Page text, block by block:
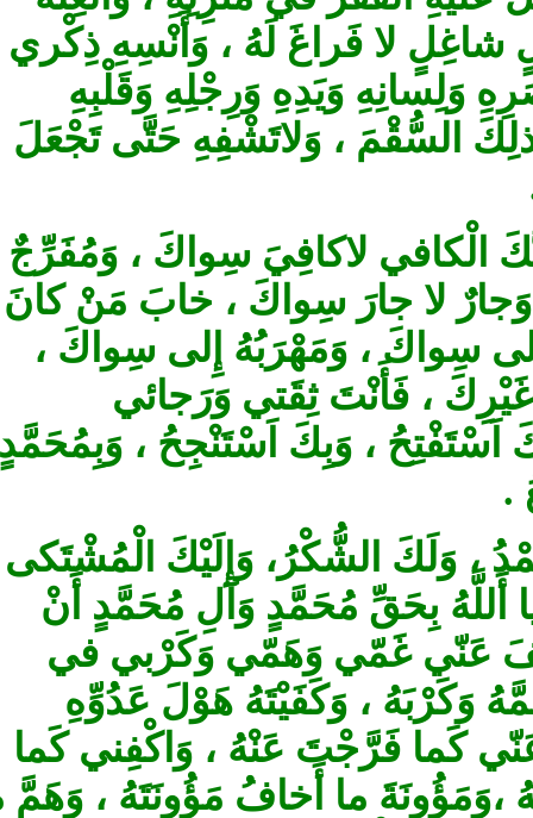
لا فَراغَ لَهُ ، وَأَنْسِهِ ذِكْري
وَيَدِهِ وَرِجْلِهِ وَقَلْبِهِ
السُّقْمَ ، وَلاتَشْفِهِ‏ حَتَّى تَجْعَلَ
لاكافِيَ سِواكَ ، وَمُفَرِّجٌ لا
لا جارَ سِواكَ ، خابَ مَنْ كانَ
سِواكَ ، وَمَهْرَبُهُ إِلى سِواكَ ،
، فَأَنْتَ ثِقَتي‏ وَرَجائي
، وَبِكَ اَسْتَنْجِحُ ، وَبِمُحَمَّدٍ
، وَلَكَ الشُّكْرُ، وَإِلَيْكَ الْمُشْتَكى ،
أَللَّهُ بِحَقِّ مُحَمَّدٍ وَآلِ مُحَمَّدٍ أَنْ
غَمّي وَهَمّي وَكَرْبي في
، وَكَفَيْتَهُ هَوْلَ عَدُوِّهِ
فَرَّجْتَ عَنْهُ ، وَاكْفِني كَما
ما أَخافُ مَؤُونَتَهُ ، وَهَمَّ ما